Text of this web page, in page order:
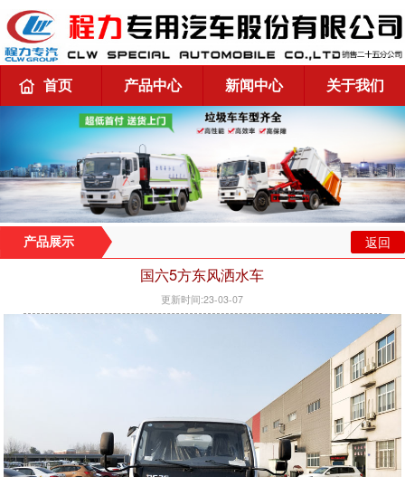
首页 产品中心 新闻中心 关于我们
产品展示 返回
国六5方东风洒水车
更新时间:23-03-07